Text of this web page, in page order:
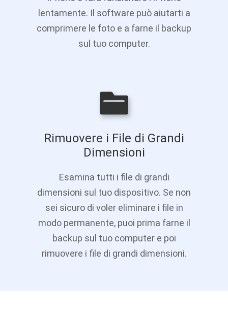
lentamente. Il software può aiutarti a
comprimere le foto e a farne il backup
sul tuo computer.
Rimuovere i File di Grandi
Dimensioni
Esamina tutti i file di grandi
dimensioni sul tuo dispositivo. Se non
sei sicuro di voler eliminare i file in
modo permanente, puoi prima farne il
backup sul tuo computer e poi
rimuovere i file di grandi dimensioni.